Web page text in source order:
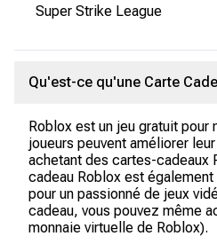
Super Strike League
Qu'est-ce qu'une Carte
Roblox est un jeu gratuit pour
joueurs peuvent améliorer
achetant des cartes-cadeaux
cadeau Roblox est
pour un passionné de jeux
cadeau, vous pouvez même
monnaie virtuelle de Roblox).